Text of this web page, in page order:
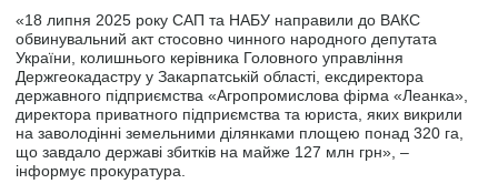
«18 липня 2025 року САП та НАБУ направили до ВАКС
обвинувальний акт стосовно чинного народного депутата
України, колишнього керівника Головного управління
Держгеокадастру у Закарпатській області, ексдиректора
державного підприємства «Агропромислова фірма «Леанка»,
директора приватного підприємства та юриста, яких викрили
на заволодінні земельними ділянками площею понад 320 га,
що завдало державі збитків на майже 127 млн грн», –
інформує прокуратура.